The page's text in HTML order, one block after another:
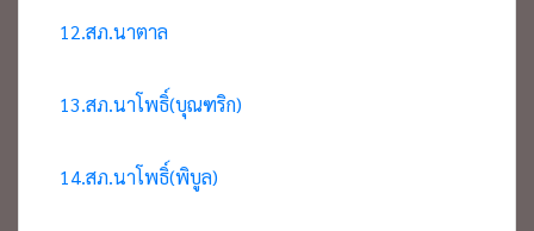
12.สภ.นาตาล
13.สภ.นาโพธิ์(บุณฑริก)
14.สภ.นาโพธิ์(พิบูล)